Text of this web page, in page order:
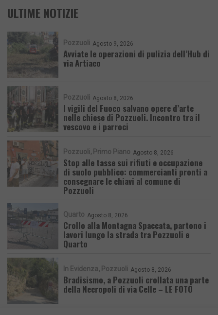
ULTIME NOTIZIE
Pozzuoli Agosto 9, 2026
Avviate le operazioni di pulizia dell’Hub di
via Artiaco
Pozzuoli Agosto 8, 2026
I vigili del Fuoco salvano opere d’arte
nelle chiese di Pozzuoli. Incontro tra il
vescovo e i parroci
Pozzuoli Primo Piano Agosto 8, 2026
Stop alle tasse sui rifiuti e occupazione
di suolo pubblico: commercianti pronti a
consegnare le chiavi al comune di
Pozzuoli
Quarto Agosto 8, 2026
Crollo alla Montagna Spaccata, partono i
lavori lungo la strada tra Pozzuoli e
Quarto
In Evidenza Pozzuoli Agosto 8, 2026
Bradisismo, a Pozzuoli crollata una parte
della Necropoli di via Celle – LE FOTO